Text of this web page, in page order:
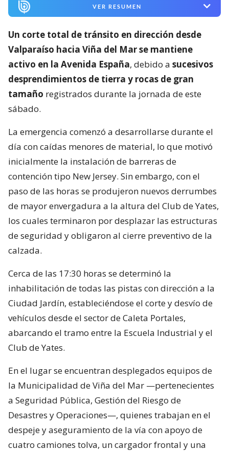
VER RESUMEN
Un corte total de tránsito en dirección desde
Valparaíso hacia Viña del Mar se mantiene
activo en la Avenida España, debido a sucesivos
desprendimientos de tierra y rocas de gran
tamaño registrados durante la jornada de este
sábado.
La emergencia comenzó a desarrollarse durante el
día con caídas menores de material, lo que motivó
inicialmente la instalación de barreras de
contención tipo New Jersey. Sin embargo, con el
paso de las horas se produjeron nuevos derrumbes
de mayor envergadura a la altura del Club de Yates,
los cuales terminaron por desplazar las estructuras
de seguridad y obligaron al cierre preventivo de la
calzada.
Cerca de las 17:30 horas se determinó la
inhabilitación de todas las pistas con dirección a la
Ciudad Jardín, estableciéndose el corte y desvío de
vehículos desde el sector de Caleta Portales,
abarcando el tramo entre la Escuela Industrial y el
Club de Yates.
En el lugar se encuentran desplegados equipos de
la Municipalidad de Viña del Mar —pertenecientes
a Seguridad Pública, Gestión del Riesgo de
Desastres y Operaciones—, quienes trabajan en el
despeje y aseguramiento de la vía con apoyo de
cuatro camiones tolva, un cargador frontal y una